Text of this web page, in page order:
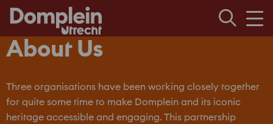
About Us
Three organisations have been working closely together
for quite some time to make Domplein and its iconic
heritage accessible and engaging. This partnership